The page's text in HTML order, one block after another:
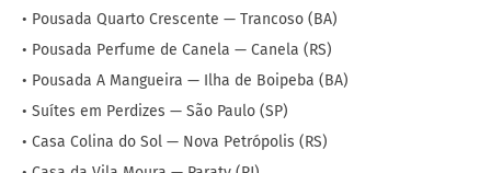
• Pousada Quarto Crescente — Trancoso (BA)
• Pousada Perfume de Canela — Canela (RS)
• Pousada A Mangueira — Ilha de Boipeba (BA)
• Suítes em Perdizes — São Paulo (SP)
• Casa Colina do Sol — Nova Petrópolis (RS)